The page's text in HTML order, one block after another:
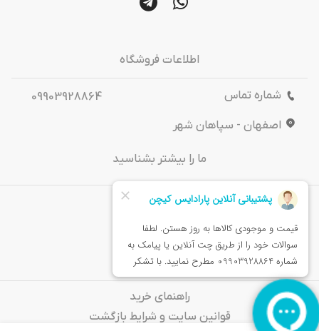
اطلاعات فروشگاه
شماره تماس
09903928864
اصفهان - سپاهان شهر
ما را بیشتر بشناسید
درباره‌ ما
تماس باما
خدمات مشتریان
راهنمای خرید
قوانین سایت و شرایط بازگشت